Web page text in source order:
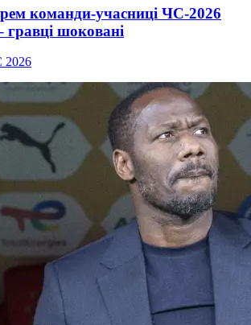
команди-учасниці ЧС-2026
гравці шоковані
2026